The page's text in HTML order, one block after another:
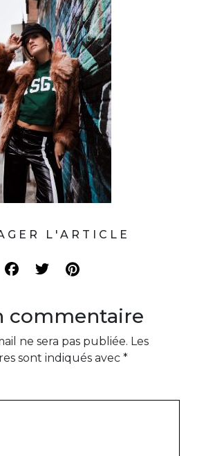
L'ARTICLE
commentaire
ne sera pas publiée. Les
sont indiqués avec *